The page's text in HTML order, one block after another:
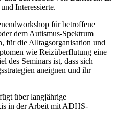
Interessierte.
für betroffene
dem Autismus-Spektrum
für die Alltagsorganisation und
wie Reizüberflutung eine
des Seminars ist, dass sich
aneignen und ihr
über langjährige
in der Arbeit mit ADHS-